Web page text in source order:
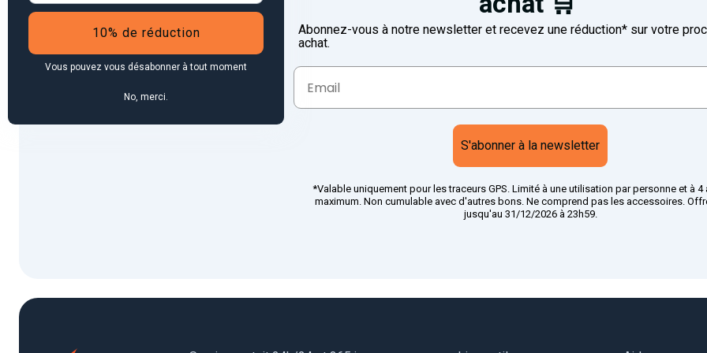
Abonnez-vous à notre newsletter et recevez une réduction* sur votre
achat.
S'abonner à la newsletter
*Valable uniquement pour les traceurs GPS. Limité à une utilisation par personne et à 4
maximum. Non cumulable avec d'autres bons. Ne comprend pas les accessoires.
jusqu'au 31/12/2026 à 23h59.
10% de réduction
Vous pouvez vous désabonner à tout moment
No, merci.